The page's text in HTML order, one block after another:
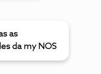
as
da my NOS